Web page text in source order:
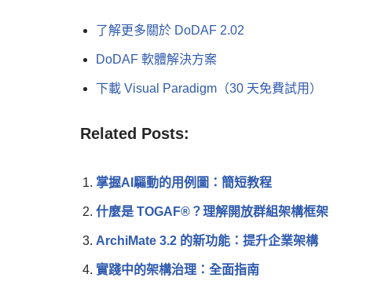
了解更多關於 DoDAF 2.02
DoDAF 軟體解決方案
下載 Visual Paradigm（30 天免費試用）
Related Posts:
掌握AI驅動的用例圖：簡短教程
什麼是 TOGAF®？理解開放群組架構框架
ArchiMate 3.2 的新功能：提升企業架構
實踐中的架構治理：全面指南